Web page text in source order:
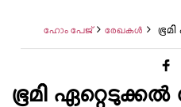
ഹോം പേജ് രേഖകള്‍
ഭൂമി